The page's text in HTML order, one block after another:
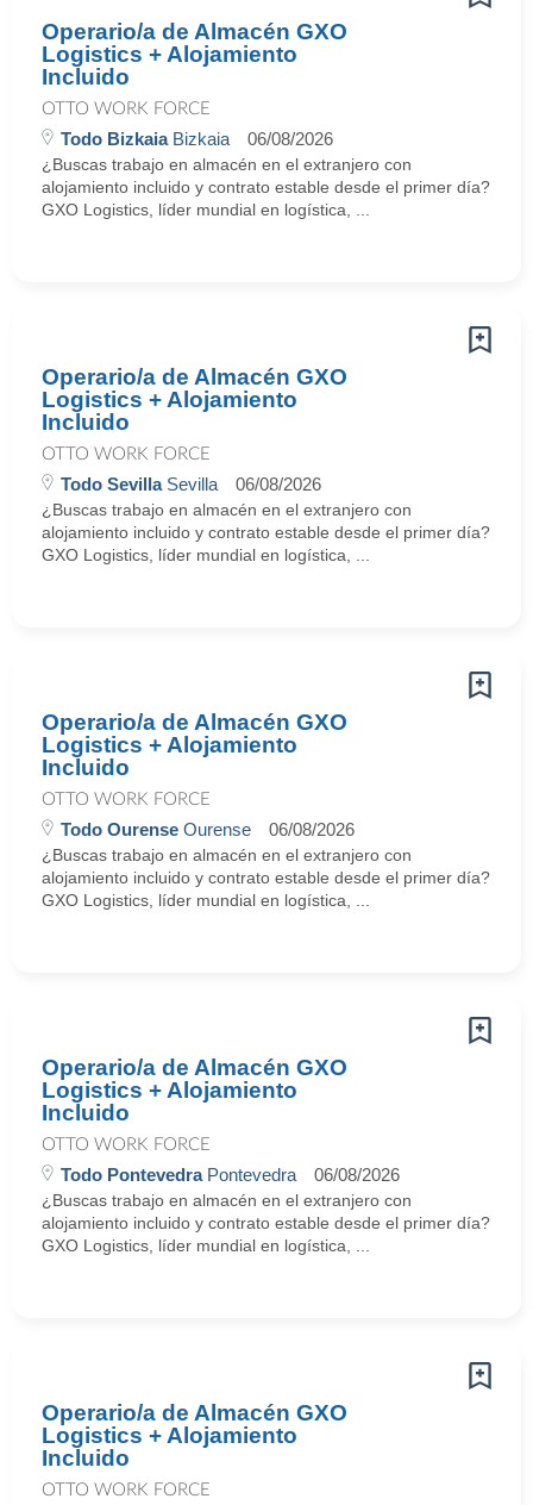
Operario/a de Almacén GXO
Logistics + Alojamiento
Incluido
OTTO WORK FORCE
Todo BizkaiaBizkaia 06/08/2026
¿Buscas trabajo en almacén en el extranjero con
alojamiento incluido y contrato estable desde el primer día?
GXO Logistics, líder mundial en logística, ...
Operario/a de Almacén GXO
Logistics + Alojamiento
Incluido
OTTO WORK FORCE
Todo SevillaSevilla 06/08/2026
¿Buscas trabajo en almacén en el extranjero con
alojamiento incluido y contrato estable desde el primer día?
GXO Logistics, líder mundial en logística, ...
Operario/a de Almacén GXO
Logistics + Alojamiento
Incluido
OTTO WORK FORCE
Todo Ourense Ourense 06/08/2026
¿Buscas trabajo en almacén en el extranjero con
alojamiento incluido y contrato estable desde el primer día?
GXO Logistics, líder mundial en logística, ...
Operario/a de Almacén GXO
Logistics + Alojamiento
Incluido
OTTO WORK FORCE
Todo PontevedraPontevedra 06/08/2026
¿Buscas trabajo en almacén en el extranjero con
alojamiento incluido y contrato estable desde el primer día?
GXO Logistics, líder mundial en logística, ...
Operario/a de Almacén GXO
Logistics + Alojamiento
Incluido
OTTO WORK FORCE